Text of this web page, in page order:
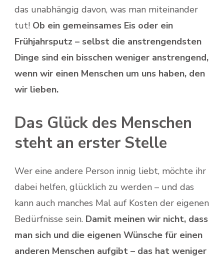
das unabhängig davon, was man miteinander
tut! Ob ein gemeinsames Eis oder ein
Frühjahrsputz – selbst die anstrengendsten
Dinge sind ein bisschen weniger anstrengend,
wenn wir einen Menschen um uns haben, den
wir lieben.
Das Glück des Menschen
steht an erster Stelle
Wer eine andere Person innig liebt, möchte ihr
dabei helfen, glücklich zu werden – und das
kann auch manches Mal auf Kosten der eigenen
Bedürfnisse sein. Damit meinen wir nicht, dass
man sich und die eigenen Wünsche für einen
anderen Menschen aufgibt – das hat weniger